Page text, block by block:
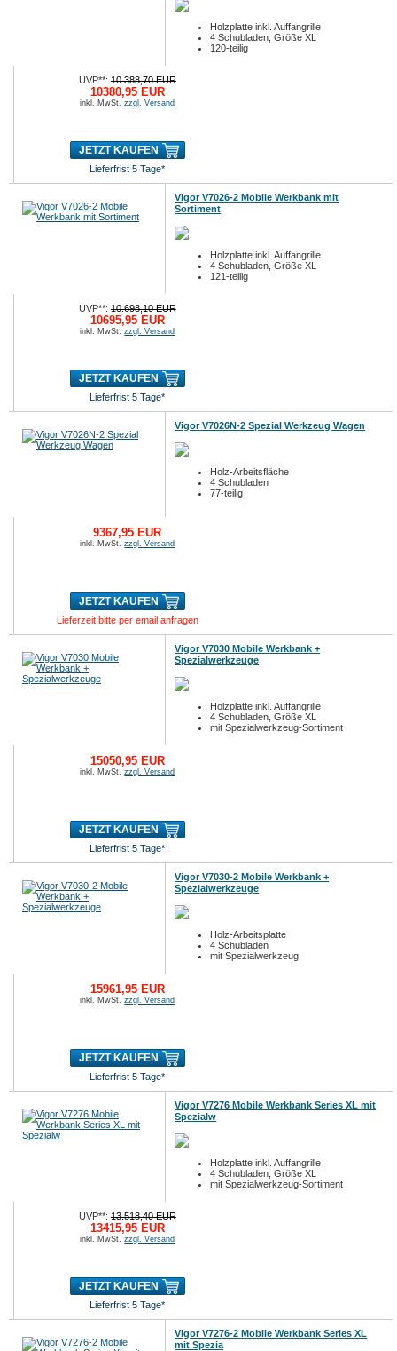
Holzplatte inkl. Auffangrille
4 Schubladen, Größe XL
120-teilig
UVP**:10.388,70 EUR
10380,95 EUR
inkl. MwSt.zzgl. Versand
JETZT KAUFEN
Lieferfrist 5 Tage*
Vigor V7026-2 Mobile Werkbank mit
Sortiment
Holzplatte inkl. Auffangrille
4 Schubladen, Größe XL
121-teilig
UVP**:10.698,10 EUR
10695,95 EUR
inkl. MwSt.zzgl. Versand
JETZT KAUFEN
Lieferfrist 5 Tage*
Vigor V7026N-2 Spezial Werkzeug Wagen
Holz-Arbeitsfläche
4 Schubladen
77-teilig
9367,95 EUR
inkl. MwSt.zzgl. Versand
JETZT KAUFEN
Lieferzeit bitte per email anfragen
Vigor V7030 Mobile Werkbank +
Spezialwerkzeuge
Holzplatte inkl. Auffangrille
4 Schubladen, Größe XL
mit Spezialwerkzeug-Sortiment
15050,95 EUR
inkl. MwSt.zzgl. Versand
JETZT KAUFEN
Lieferfrist 5 Tage*
Vigor V7030-2 Mobile Werkbank +
Spezialwerkzeuge
Holz-Arbeitsplatte
4 Schubladen
mit Spezialwerkzeug
15961,95 EUR
inkl. MwSt.zzgl. Versand
JETZT KAUFEN
Lieferfrist 5 Tage*
Vigor V7276 Mobile Werkbank Series XL mit
Spezialw
Holzplatte inkl. Auffangrille
4 Schubladen, Größe XL
mit Spezialwerkzeug-Sortiment
UVP**:13.518,40 EUR
13415,95 EUR
inkl. MwSt.zzgl. Versand
JETZT KAUFEN
Lieferfrist 5 Tage*
Vigor V7276-2 Mobile Werkbank Series XL
mit Spezia